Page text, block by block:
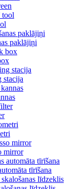
paklājiņi
stacija
mirror
tīrīšana